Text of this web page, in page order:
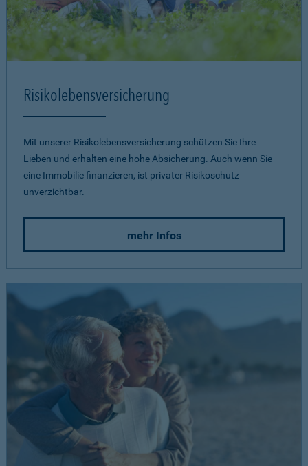
Risikolebensversicherung
Mit unserer Risikolebensversicherung schützen Sie Ihre
Lieben und erhalten eine hohe Absicherung. Auch wenn Sie
eine Immobilie finanzieren, ist privater Risikoschutz
unverzichtbar.
mehr Infos